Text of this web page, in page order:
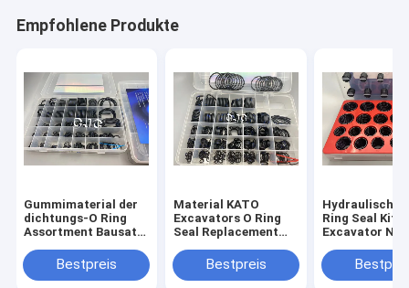
Empfohlene Produkte
Gummimaterial der
dichtungs-O Ring
Assortment Bausatz
KobelcoBestpreis
Material KATO
Excavators O Ring
Seal Replacement
Widerstand-FKM
NBR
Bestpreis
Hydraulisches
Ring Seal Kit
Excavator
KOMATSU